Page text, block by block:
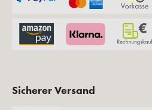
Sicherer Versand